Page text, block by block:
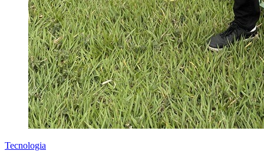
Tecnologia